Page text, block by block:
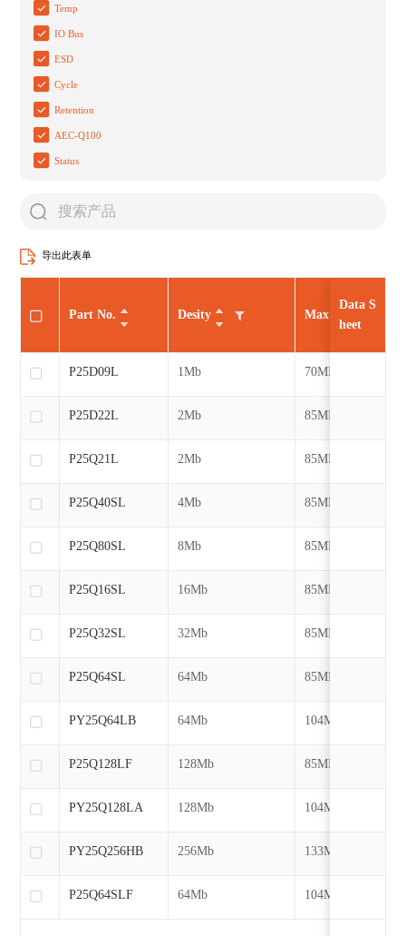
Temp
IO Bus
ESD
Cycle
Retention
AEC-Q100
Status
导出此表单
Desity Max CLK
1Mb 70MHz
2Mb 85MHz
2Mb 85MHz
4Mb 85MHz
8Mb 85MHz
16Mb 85MHz
32Mb 85MHz
64Mb 85MHz
64Mb 104MHz
128Mb 85MHz
128Mb 104MHz
256Mb 133MHz
64Mb 104MHz
Part No.
P25D09L
P25D22L
P25Q21L
P25Q40SL
P25Q80SL
P25Q16SL
P25Q32SL
P25Q64SL
PY25Q64LB
P25Q128LF
PY25Q128LA
PY25Q256HB
P25Q64SLF
Data S
heet